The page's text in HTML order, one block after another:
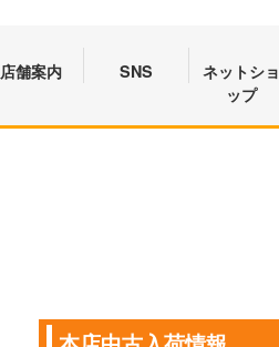
店舗案内 SNS
ネットショ
ップ